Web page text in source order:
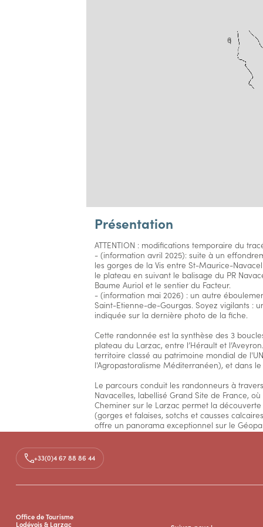
16
Présentation
ATTENTION : modifications temporaire du
- (information avril 2025): suite à un
les gorges de la Vis entre St-Maurice-
le plateau en suivant le balisage du PR
Baume Auriol et le sentier du Facteur.
- (information mai 2026) : un autre
Saint-Etienne-de-Gourgas. Soyez vigilants :
indiquée sur la dernière photo de la fiche.
Cette randonnée est la synthèse des 3
plateau du Larzac, entre l’Hérault et
territoire classé au patrimoine mondial de
l'Agropastoralisme Méditerranéen), et dans
Le parcours conduit les randonneurs à
Navacelles, labellisé Grand Site de France,
Cheminer sur le Larzac permet la
(gorges et falaises, sotchs et causses
offre un panorama exceptionnel sur le
Navacelles, Vissec, Sorbs, Saint-Pierre-de-la
Templière fortifiée de la Couvertoirade est
+33(0)4 67 88 86 44
Office de Tourisme
Lodévois & Larzac